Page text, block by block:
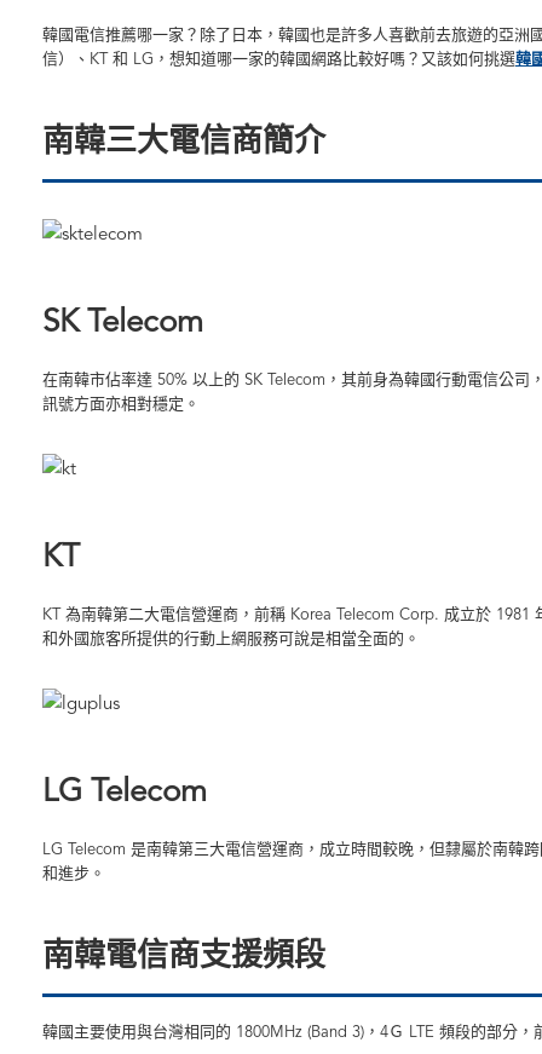
韓國電信推薦哪一家？除了日本，韓國也是許多人喜歡前去旅遊的亞
信）、KT 和 LG，想知道哪一家的韓國網路比較好嗎？又該如何挑選韓
南韓三大電信商簡介
SK Telecom
在南韓市佔率達 50% 以上的 SK Telecom，其前身為韓國行動電信公
訊號方面亦相對穩定。
KT
KT 為南韓第二大電信營運商，前稱 Korea Telecom Corp. 成立於
和外國旅客所提供的行動上網服務可說是相當全面的。
LG Telecom
LG Telecom 是南韓第三大電信營運商，成立時間較晚，但隸屬於南韓
和進步。
南韓電信商支援頻段
韓國主要使用與台灣相同的 1800MHz (Band 3)，4Ｇ LTE 頻段的部分